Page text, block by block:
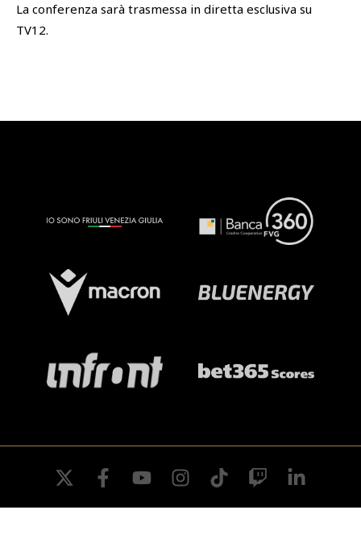
La conferenza sarà trasmessa in diretta esclusiva su
TV12.
twitter facebookyoutube instagramtiktok twitch